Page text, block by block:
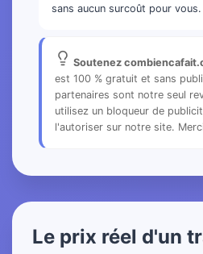
sans aucun surcoût pour vous.
Soutenez
est 100 % gratuit et sans
partenaires sont notre seul
utilisez un bloqueur de
l'autoriser sur notre site.
Le prix réel d'un